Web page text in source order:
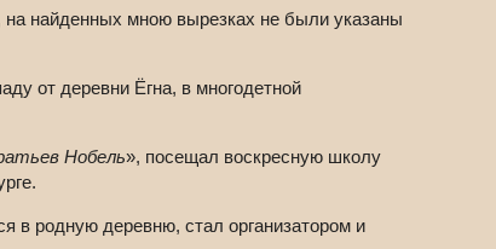
найденных мною вырезках не были указаны
от деревни Ёгна, в многодетной
Нобель», посещал воскресную школу
в родную деревню, стал организатором и